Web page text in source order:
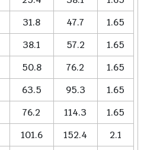
31.8 47.7
1.65
38.1 57.2
1.65
50.8 76.2
1.65
63.5 95.3
1.65
76.2 114.3
1.65
101.6 152.4
2.1